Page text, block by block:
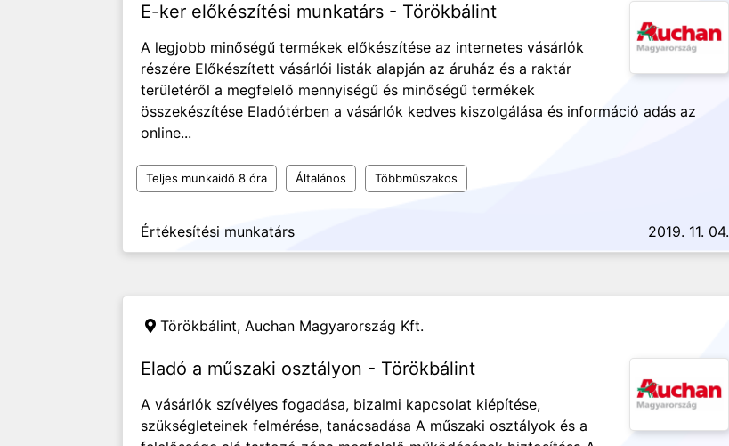
E-ker előkészítési munkatárs - Törökbálint
A legjobb minőségű termékek előkészítése az internetes vásárlók
részére Előkészített vásárlói listák alapján az áruház és a raktár
területéről a megfelelő mennyiségű és minőségű termékek
összekészítése Eladótérben a vásárlók kedves kiszolgálása és információ adás az
online...
Teljes munkaidő 8 óra Általános Többműszakos
Értékesítési munkatárs 2019. 11. 04.
Törökbálint, Auchan Magyarország Kft.
Eladó a műszaki osztályon - Törökbálint
A vásárlók szívélyes fogadása, bizalmi kapcsolat kiépítése,
szükségleteinek felmérése, tanácsadása A műszaki osztályok és a